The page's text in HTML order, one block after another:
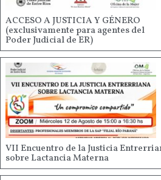
ACCESO A JUSTICIA Y GÉNERO
(exclusivamente para agentes del
Poder Judicial de ER)
VII Encuentro de la Justicia
sobre Lactancia Materna